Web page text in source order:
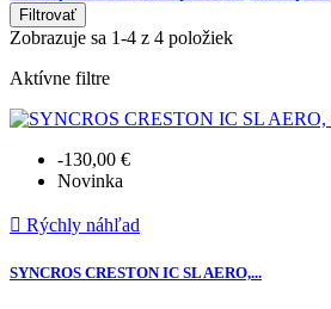
Filtrovať
Zobrazuje sa 1-4 z 4 položiek
Aktívne filtre
-130,00 €
Novinka
 Rýchly náhľad
SYNCROS CRESTON IC SL AERO,...